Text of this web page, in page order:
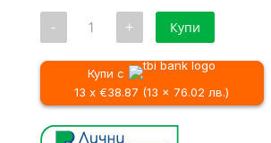
- количество
Акумулаторен
циркуляр
ръчен
DEWALT
DCS577N
54V
+ Купи
Купи с
13 x €38.87 (13 x 76.02 лв.)